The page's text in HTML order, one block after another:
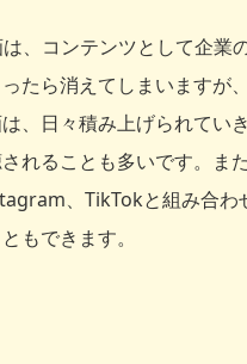
、コンテンツとして企業
たら消えてしまいますが
、日々積み上げられてい
れることも多いです。ま
、TikTokと組み合わ
もできます。